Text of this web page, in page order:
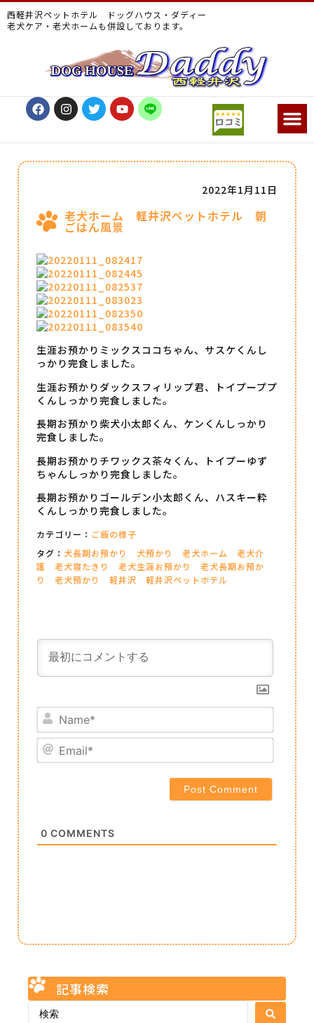
西軽井沢ペットホテル ドッグハウス・ダディー
老犬ケア・老犬ホームも併設しております。
老犬ホーム 軽井沢ペットホテル 朝
ごはん風景
2022年1月11日
生涯お預かりミックスココちゃん、サスケくんし
っかり完食しました。
生涯お預かりダックスフィリップ君、トイプーププ
くんしっかり完食しました。
長期お預かり柴犬小太郎くん、ケンくんしっかり
完食しました。
長期お預かりチワックス茶々くん、トイプーゆず
ちゃんしっかり完食しました。
長期お預かりゴールデン小太郎くん、ハスキー粋
くんしっかり完食しました。
カテゴリー： ご飯の様子
タグ： 犬長期お預かり 犬預かり 老犬ホーム
老犬介
護
老犬寝たきり 老犬生涯お預かり
老犬長期お預か
り
老犬預かり 軽井沢 軽井沢ペットホテル
Name*
Email*
0 COMMENTS
記事検索